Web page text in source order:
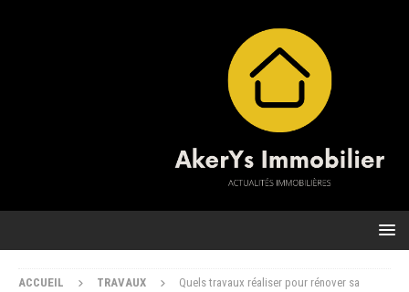
ACCUEIL TRAVAUX
Quels travaux réaliser pour rénover sa